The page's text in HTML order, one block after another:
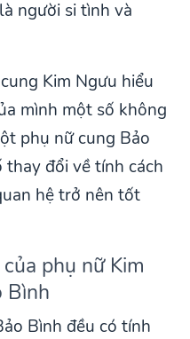
người si tình và
Kim Ngưu hiểu
mình một số không
phụ nữ cung Bảo
đổi về tính cách
hệ trở nên tốt
phụ nữ Kim
Bình
Bình đều có tính